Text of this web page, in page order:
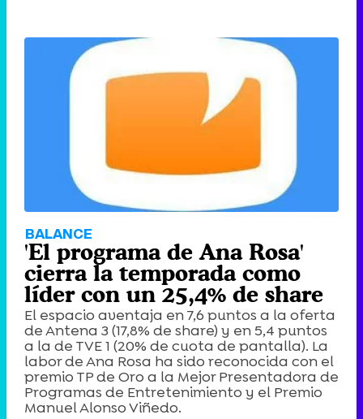
BALANCE
'El programa de Ana Rosa'
cierra la temporada como
líder con un 25,4% de share
El espacio aventaja en 7,6 puntos a la oferta
de Antena 3 (17,8% de share) y en 5,4 puntos
a la de TVE 1 (20% de cuota de pantalla). La
labor de Ana Rosa ha sido reconocida con el
premio TP de Oro a la Mejor Presentadora de
Programas de Entretenimiento y el Premio
Manuel Alonso Viñedo.